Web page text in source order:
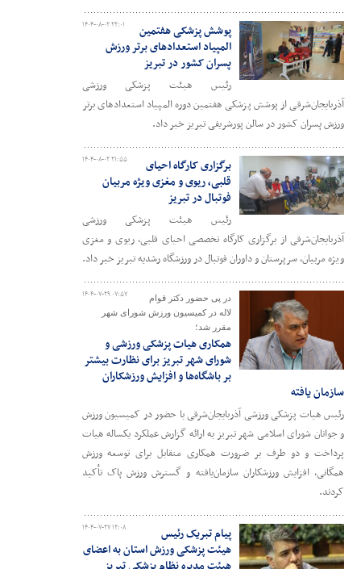
۱۴۰۴-۰۸-۰۲ ۲۲:۰۱
پوشش پزشکی هفتمین
المپیاد استعدادهای برتر ورزش
پسران کشور در تبریز
رئیس هیئت پزشکی ورزشی
آذربایجان‌شرقی از پوشش پزشکی هفتمین دوره المپیاد استعدادهای برتر
ورزش پسران کشور در سالن پورشریفی تبریز خبر داد.
۱۴۰۴-۰۸-۰۲ ۲۱:۵۵
برگزاری کارگاه احیای
قلبی، ریوی و مغزی ویژه مربیان
فوتبال در تبریز
رئیس هیئت پزشکی ورزشی
آذربایجان‌شرقی از برگزاری کارگاه تخصصی احیای قلبی، ریوی و مغزی
ویژه مربیان، سرپرستان و داوران فوتبال در ورزشگاه رشدیه تبریز خبر داد.
۱۴۰۴-۰۷-۲۹ ۰۷:۵۷
در پی حضور دکتر قوام
لاله در کمیسیون ورزش شورای شهر
مقرر شد؛
همکاری هیات پزشکی ورزشی و
شورای شهر تبریز برای نظارت بیشتر
بر باشگاه‌ها و افزایش ورزشکاران
سازمان یافته
رئیس هیات پزشکی ورزشی آذربایجان‌شرقی با حضور در کمیسیون ورزش
و جوانان شورای اسلامی شهر تبریز به ارائه گزارش عملکرد یکساله هیات
پرداخت و دو طرف بر ضرورت همکاری متقابل برای توسعه ورزش
همگانی، افزایش ورزشکاران سازمان‌یافته و گسترش ورزش پاک تأکید
کردند.
۱۴۰۴-۰۷-۲۷ ۱۲:۰۸
پیام تبریک رئیس
هیئت پزشکی ورزش استان به اعضای